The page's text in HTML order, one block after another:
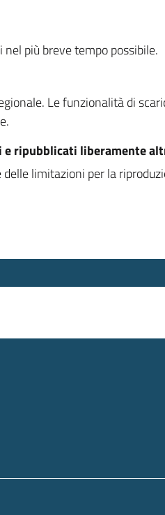
più breve tempo possibile.
Le funzionalità di
ripubblicati liberamente
limitazioni per la